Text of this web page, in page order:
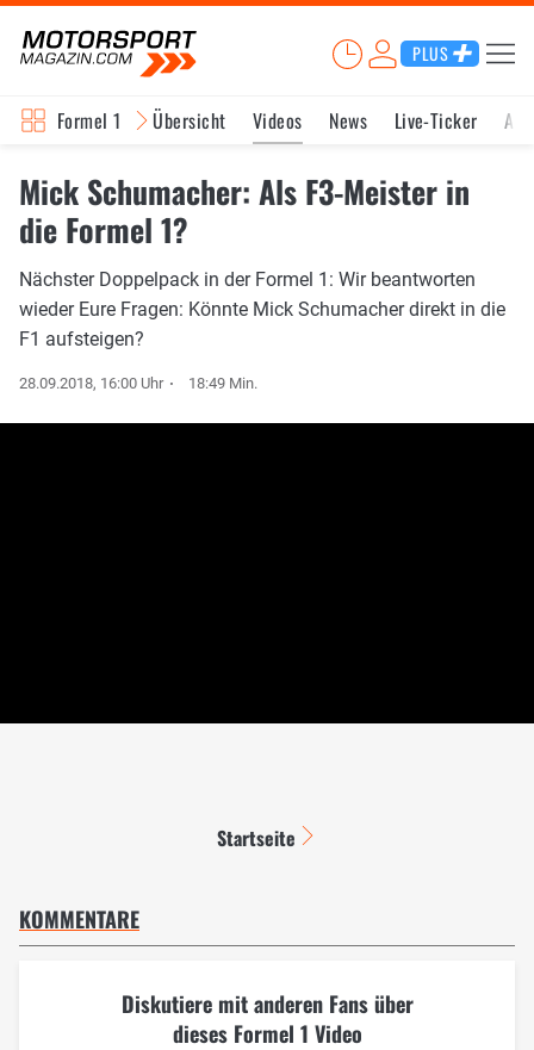
PLUS
Formel 1 Übersicht Videos News Live-Ticker
Mick Schumacher: Als F3-Meister in
die Formel 1?
Nächster Doppelpack in der Formel 1: Wir beantworten
wieder Eure Fragen: Könnte Mick Schumacher direkt in die
F1 aufsteigen?
28.09.2018, 16:00 Uhr 18:49 Min.
Startseite
KOMMENTARE
Diskutiere mit anderen Fans über
dieses Formel 1 Video